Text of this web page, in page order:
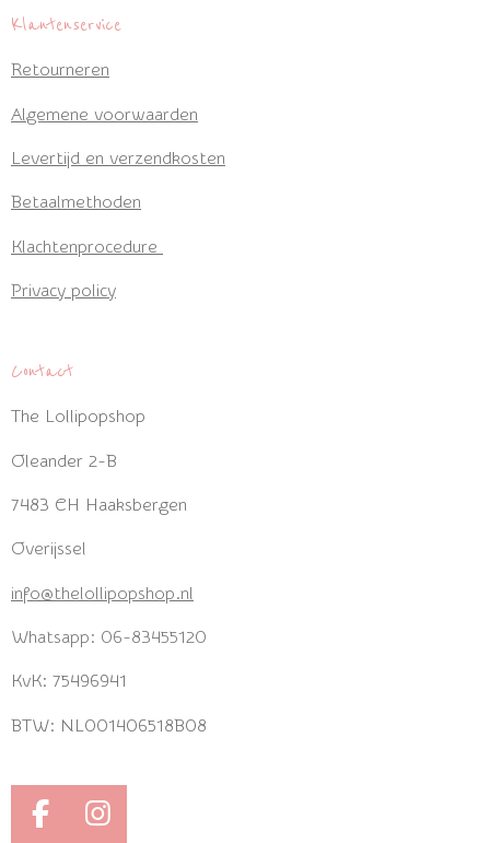
Klantenservice
Retourneren
Algemene voorwaarden
Levertijd en verzendkosten
Betaalmethoden
Klachtenprocedure
Privacy policy
Contact
The Lollipopshop
Oleander 2-B
7483 CH Haaksbergen
Overijssel
info@thelollipopshop.nl
Whatsapp: 06-83455120
KvK: 75496941
BTW: NL001406518B08
F
I